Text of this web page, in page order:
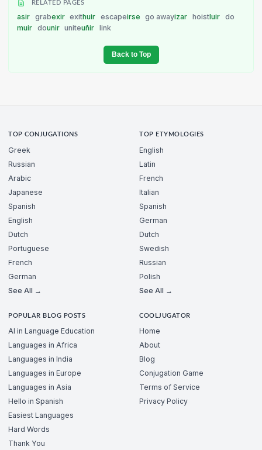
RELATED PAGES
asir grabexir exithuir escapeirse go awayizar hoistluir do
muir dounir uniteuñir link
Back to Top
TOP CONJUGATIONS
Greek
Russian
Arabic
Japanese
Spanish
English
Dutch
Portuguese
French
German
See All →
TOP ETYMOLOGIES
English
Latin
French
Italian
Spanish
German
Dutch
Swedish
Russian
Polish
See All →
POPULAR BLOG POSTS
AI in Language Education
Languages in Africa
Languages in India
Languages in Europe
Languages in Asia
Hello in Spanish
Easiest Languages
Hard Words
Thank You
COOLJUGATOR
Home
About
Blog
Conjugation Game
Terms of Service
Privacy Policy